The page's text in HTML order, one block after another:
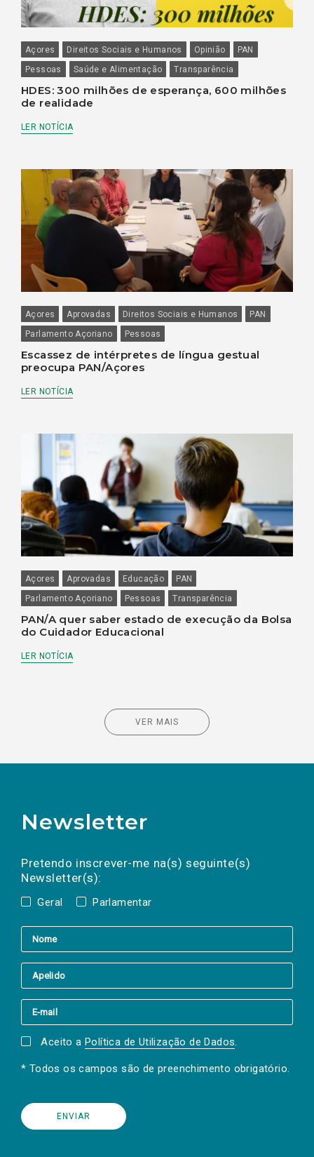
Açores Direitos Sociais e Humanos Opinião
PAN
Pessoas
Saúde e Alimentação Transparência
HDES: 300 milhões de esperança, 600 milhões
de realidade
LER NOTÍCIA
Açores Aprovadas Direitos Sociais e Humanos
PAN
Parlamento Açoriano
Pessoas
Escassez de intérpretes de língua gestual
preocupa PAN/Açores
LER NOTÍCIA
Açores Aprovadas Educação
PAN
Parlamento Açoriano
Pessoas Transparência
PAN/A quer saber estado de execução da Bolsa
do Cuidador Educacional
LER NOTÍCIA
VER MAIS
Newsletter
Pretendo inscrever-me na(s) seguinte(s)
Newsletter(s):
Geral Parlamentar
a(s) newsletter(s).
mail
Aceito a Política de Utilização de Dados.
* Todos os campos são de preenchimento obrigatório.